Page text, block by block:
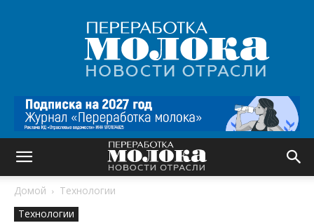
Переработка
молока
|
Новости
Домой
Технологии
Технологии